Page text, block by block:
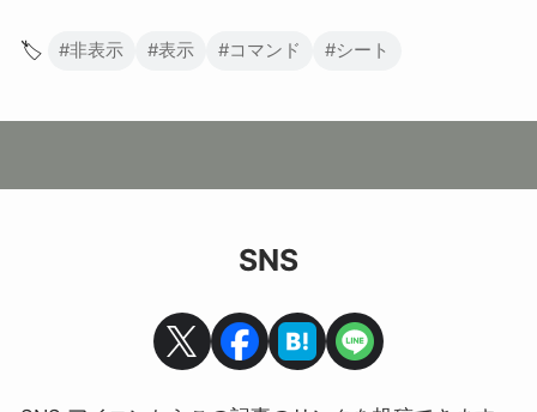
🏷️ #非表示 #表示 #コマンド #シート
SNS